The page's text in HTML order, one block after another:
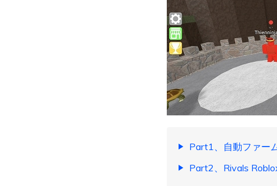
Part1、自動ファー
Part2、Rivals